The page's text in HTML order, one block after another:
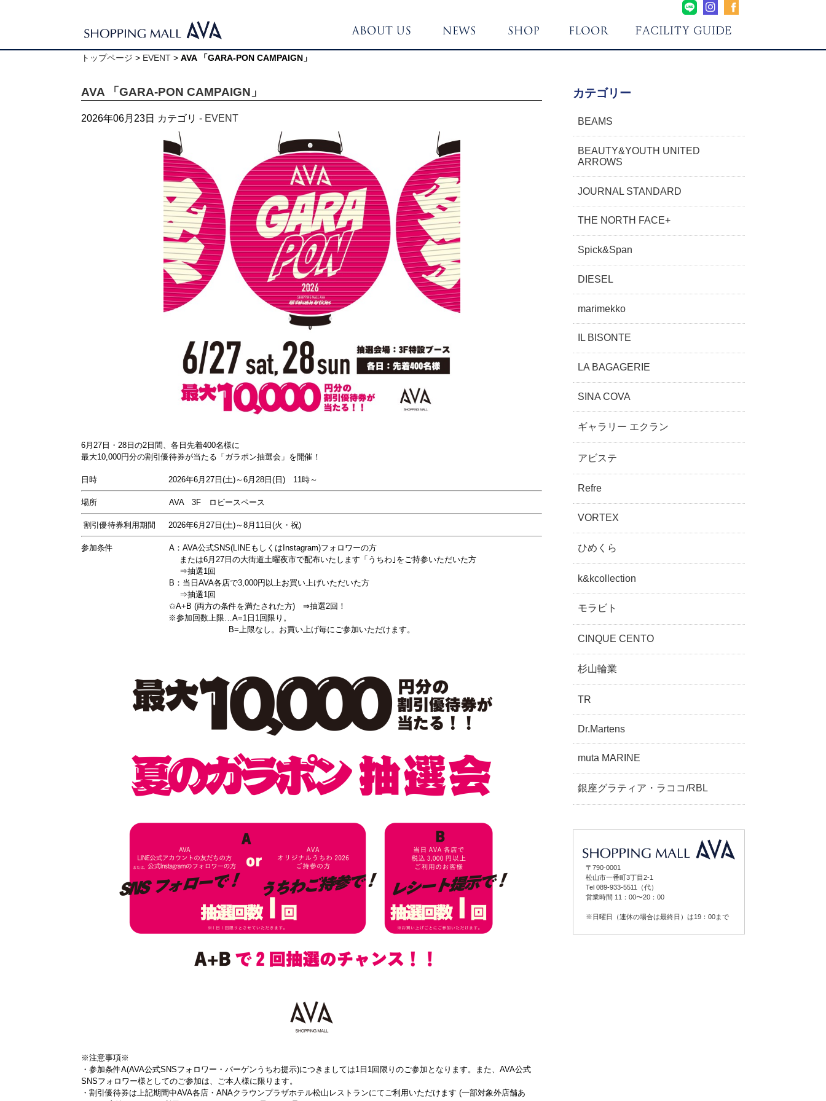
トップページ > EVENT > AVA 「GARA-PON CAMPAIGN」
AVA 「GARA-PON CAMPAIGN」
2026年06月23日 カテゴリ - EVENT
6月27日・28日の2日間 、各日先着400名様に
最大10,000円分の割引優待券が当たる 「ガラポン抽選会」を開催！
日時 2026年6月27日(土)～6月28日(日) 11時～
場所 AVA 3F ロビースペース
割引優待券利用期間 2026年6月27日(土)～8月11日(火・祝)
参加条件 A：AVA公式SNS(LINEもしくはInstagram)フォロワーの方
または6月27日の大街道土曜夜市で配布いたします「 うちわ｣をご持参いただいた方
⇒抽選1回
B：当日AVA各店で3,000円以上お買い上げいただいた方
⇒抽選1回
✩A+B (両方の条件を満たされた方) ⇒抽選2回！
※参加回数上限…A=1日1回限り。
B=上限なし。お買い上げ毎にご参加いただけます。
※注意事項※
・参加条件A(AVA公式SNSフォロワー・バーゲンうちわ提示)につきましては1日1回限りのご参加となります。また、 AVA公式
SNSフォロワー様としてのご参加は、ご本人様に限ります。
・割引優待券は上記期間中AVA各店・ANAクラウンプラザホテル松山レストランにてご利用いただけます (一部対象外店舗あ
カテゴリー
BEAMS
BEAUTY&YOUTH UNITED
ARROWS
JOURNAL STANDARD
THE NORTH FACE+
Spick&Span
DIESEL
marimekko
IL BISONTE
LA BAGAGERIE
SINA COVA
ギャラリー エクラン
アビステ
Refre
VORTEX
ひめくら
k&kcollection
モラビト
CINQUE CENTO
杉山輪業
TR
Dr.Martens
muta MARINE
銀座グラティア・ラココ/RBL
〒790-0001
松山市一番町3丁目2-1
Tel 089-933-5511（代）
営業時間 11：00〜20：00
※日曜日（連休の場合は最終日）は19：00まで